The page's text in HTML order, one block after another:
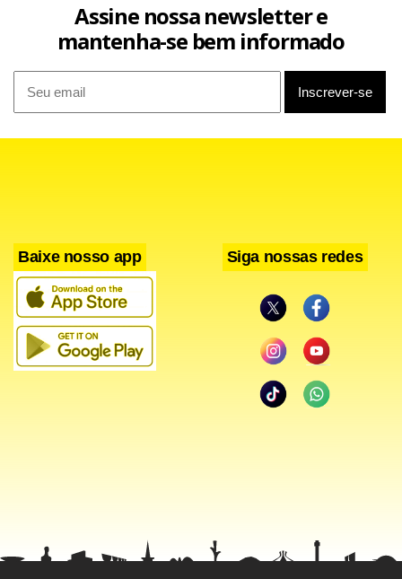
< !-- /hotwords -- >
Facebook
WhatsApp
LinkedIn
Twitter
X Telegram
Share
Assine nossa newsletter e
mantenha-se bem informado
Baixe nosso app Siga nossas redes